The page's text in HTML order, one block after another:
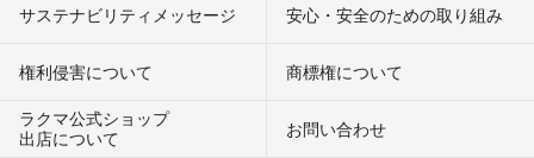
サステナビリティメッセージ 安心・安全のための取り組み
権利侵害について
商標権について
ラクマ公式ショップ
出店について
お問い合わせ